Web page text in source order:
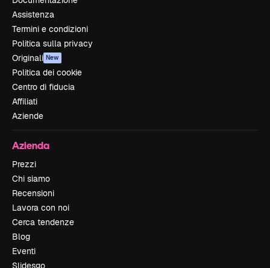
Assistenza
Termini e condizioni
Politica sulla privacy
Originali New
Politica dei cookie
Centro di fiducia
Affiliati
Aziende
Azienda
Prezzi
Chi siamo
Recensioni
Lavora con noi
Cerca tendenze
Blog
Eventi
Slidesgo